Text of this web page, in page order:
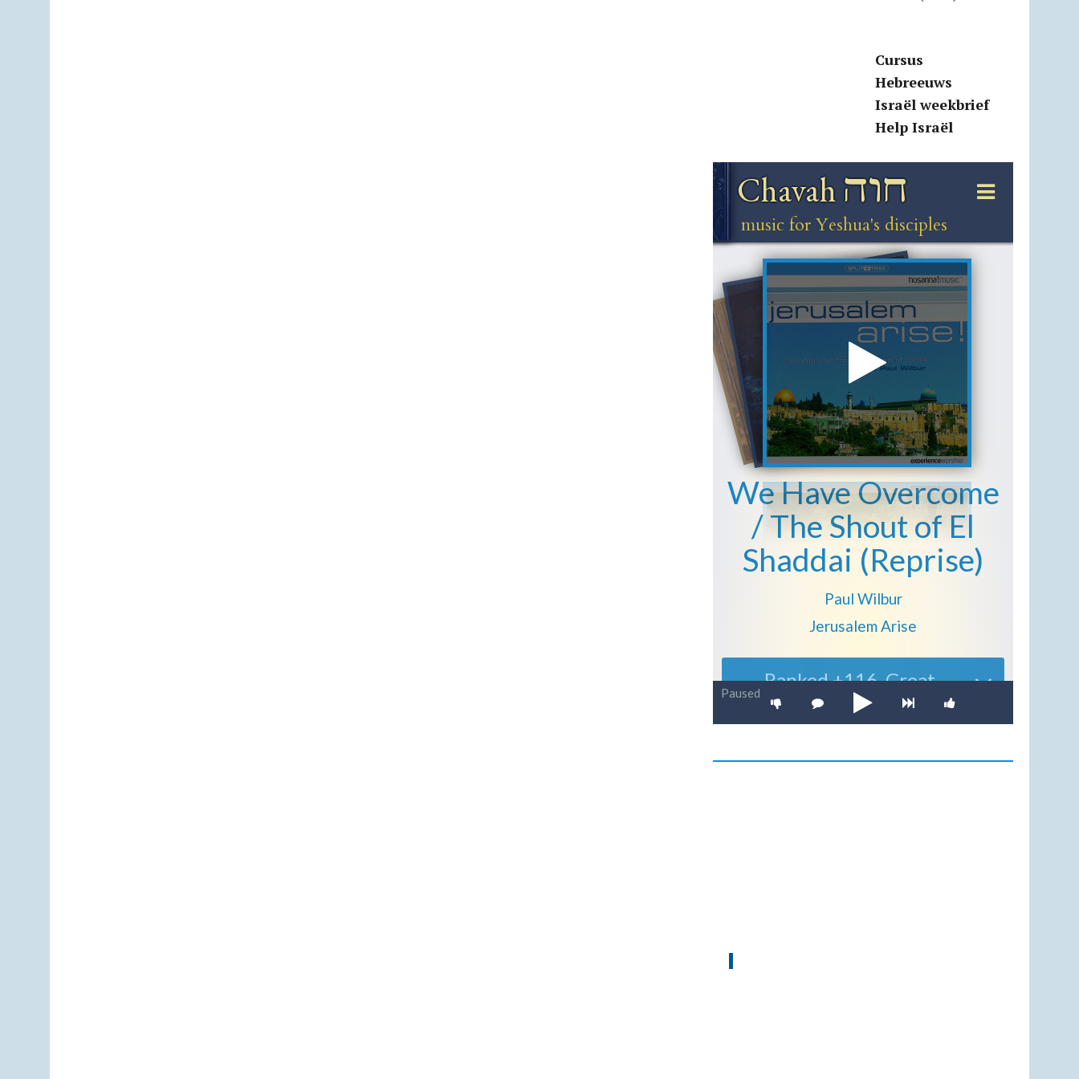
Cursus
Hebreeuws
Israël weekbrief
Help Israël